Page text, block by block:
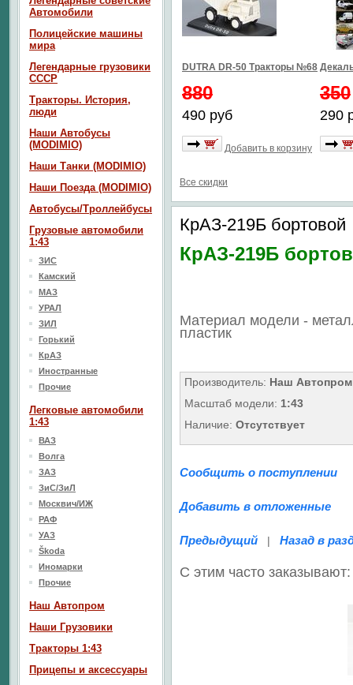
DUTRA DR-50 Тракторы №68
880
490 руб
Добавить в корзину
350
290
Все скидки
КрАЗ-219Б бортовой
КрАЗ-219Б
Материал модели -
пластик
Производитель: Наш Автопром
Масштаб модели: 1:43
Наличие: Отсутствует
Сообщить о поступлении
Добавить в отложенные
Предыдущий | Назад в
С этим часто заказывают:
Автомобили
Полицейские машины
мира
Легендарные грузовики
СССР
Тракторы. История,
люди
Наши Автобусы
(MODIMIO)
Наши Танки (MODIMIO)
Наши Поезда (MODIMIO)
Автобусы/Троллейбусы
Грузовые автомобили
1:43
ЗИС
Камский
МАЗ
УРАЛ
ЗИЛ
Горький
КрАЗ
Иностранные
Прочие
Легковые автомобили
1:43
ВАЗ
Волга
ЗАЗ
ЗиС/ЗиЛ
Москвич/ИЖ
РАФ
УАЗ
Škoda
Иномарки
Прочие
Наш Aвтопром
Наши Грузовики
Тракторы 1:43
Прицепы и аксессуары